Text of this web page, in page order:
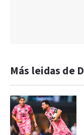
Más leidas de